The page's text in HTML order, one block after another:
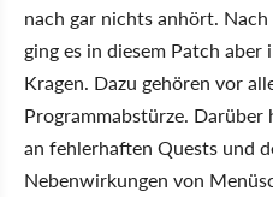
nach gar nichts anhört.
ging es in diesem Patch
Kragen. Dazu gehören vor
Programmabstürze.
an fehlerhaften Quests und
Nebenwirkungen von